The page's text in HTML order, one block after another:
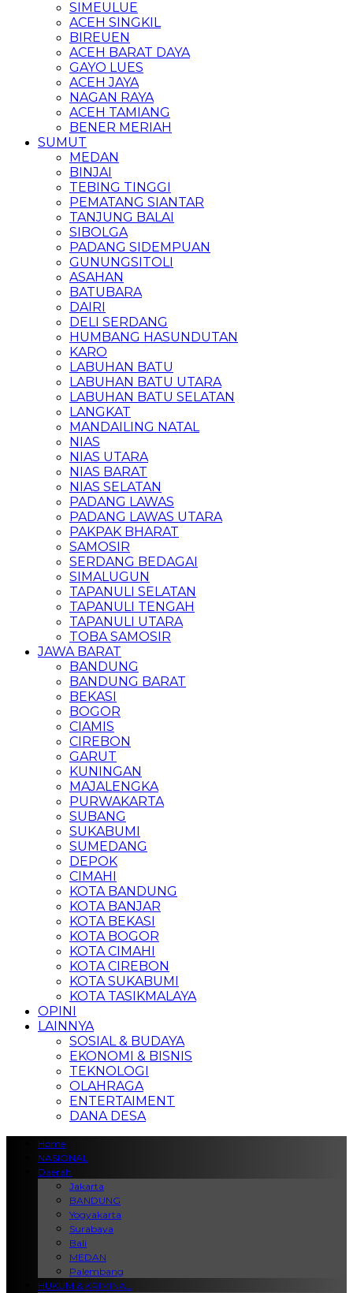
SIMEULUE
ACEH SINGKIL
BIREUEN
ACEH BARAT DAYA
GAYO LUES
ACEH JAYA
NAGAN RAYA
ACEH TAMIANG
BENER MERIAH
SUMUT
MEDAN
BINJAI
TEBING TINGGI
PEMATANG SIANTAR
TANJUNG BALAI
SIBOLGA
PADANG SIDEMPUAN
GUNUNGSITOLI
ASAHAN
BATUBARA
DAIRI
DELI SERDANG
HUMBANG HASUNDUTAN
KARO
LABUHAN BATU
LABUHAN BATU UTARA
LABUHAN BATU SELATAN
LANGKAT
MANDAILING NATAL
NIAS
NIAS UTARA
NIAS BARAT
NIAS SELATAN
PADANG LAWAS
PADANG LAWAS UTARA
PAKPAK BHARAT
SAMOSIR
SERDANG BEDAGAI
SIMALUGUN
TAPANULI SELATAN
TAPANULI TENGAH
TAPANULI UTARA
TOBA SAMOSIR
JAWA BARAT
BANDUNG
BANDUNG BARAT
BEKASI
BOGOR
CIAMIS
CIREBON
GARUT
KUNINGAN
MAJALENGKA
PURWAKARTA
SUBANG
SUKABUMI
SUMEDANG
DEPOK
CIMAHI
KOTA BANDUNG
KOTA BANJAR
KOTA BEKASI
KOTA BOGOR
KOTA CIMAHI
KOTA CIREBON
KOTA SUKABUMI
KOTA TASIKMALAYA
OPINI
LAINNYA
SOSIAL & BUDAYA
EKONOMI & BISNIS
TEKNOLOGI
OLAHRAGA
ENTERTAIMENT
DANA DESA
Home
NASIONAL
Daerah
Jakarta
BANDUNG
Yogyakarta
Surabaya
Bali
MEDAN
Palembang
HUKUM & KRIMINAL